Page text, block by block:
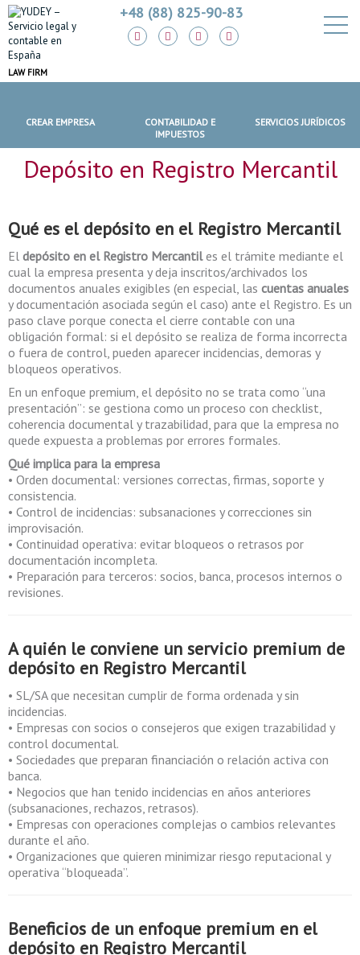
LAW FIRM
+48 (88) 825-90-83
CREAR EMPRESA
CONTABILIDAD E
IMPUESTOS
SERVICIOS JURÍDICOS
Depósito en Registro Mercantil
Qué es el depósito en el Registro Mercantil
El depósito en el Registro Mercantiles el trámite mediante el
cual la empresa presenta y deja inscritos/archivados los
documentos anuales exigibles (en especial, las cuentas anuales
y documentación asociada según el caso) ante el Registro. Es un
paso clave porque conecta el cierre contable con una
obligación formal: si el depósito se realiza de forma incorrecta
o fuera de control, pueden aparecer incidencias, demoras y
bloqueos operativos.
En un enfoque premium, el depósito no se trata como “una
presentación”: se gestiona como un proceso con checklist,
coherencia documental y trazabilidad, para que la empresa no
quede expuesta a problemas por errores formales.
Qué implica para la empresa
• Orden documental: versiones correctas, firmas, soporte y
consistencia.
• Control de incidencias: subsanaciones y correcciones sin
improvisación.
• Continuidad operativa: evitar bloqueos o retrasos por
documentación incompleta.
• Preparación para terceros: socios, banca, procesos internos o
revisiones.
A quién le conviene un servicio premium de
depósito en Registro Mercantil
• SL/SA que necesitan cumplir de forma ordenada y sin
incidencias.
• Empresas con socios o consejeros que exigen trazabilidad y
control documental.
• Sociedades que preparan financiación o relación activa con
banca.
• Negocios que han tenido incidencias en años anteriores
(subsanaciones, rechazos, retrasos).
• Empresas con operaciones complejas o cambios relevantes
durante el año.
• Organizaciones que quieren minimizar riesgo reputacional y
operativa “bloqueada”.
Beneficios de un enfoque premium en el
depósito en Registro Mercantil